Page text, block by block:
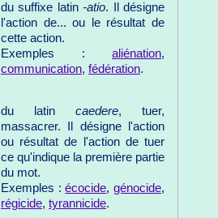
du suffixe latin -atio. Il désigne
l'action de... ou le résultat de
cette action.
Exemples : aliénation,
communication, fédération.
du latin caedere, tuer,
massacrer. Il désigne l'action
ou résultat de l'action de tuer
ce qu'indique la première partie
du mot.
Exemples :écocide,génocide,
régicide, tyrannicide.